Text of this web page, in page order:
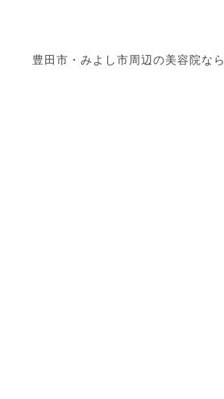
豊田市・みよし市周辺の美容院な